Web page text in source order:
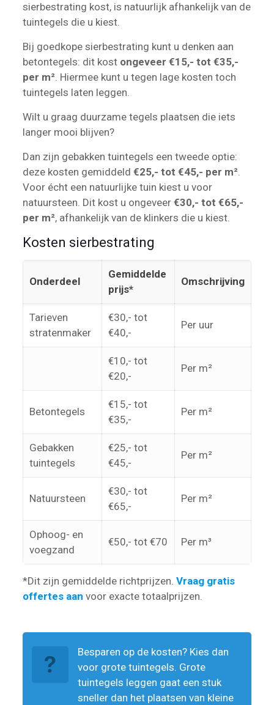
sierbestrating kost, is natuurlijk afhankelijk van de
tuintegels die u kiest.
Bij goedkope sierbestrating kunt u denken aan
betontegels: dit kost ongeveer €15,- tot €35,-
per m². Hiermee kunt u tegen lage kosten toch
tuintegels laten leggen.
Wilt u graag duurzame tegels plaatsen die iets
langer mooi blijven?
Dan zijn gebakken tuintegels een tweede optie:
deze kosten gemiddeld €25,- tot €45,- per m².
Voor écht een natuurlijke tuin kiest u voor
natuursteen. Dit kost u ongeveer €30,- tot €65,-
per m², afhankelijk van de klinkers die u kiest.
Kosten sierbestrating
Onderdeel
Gemiddelde
prijs*
Omschrijving
Tarieven
stratenmaker
€30,- tot
€40,-
Per uur
€10,- tot
€20,-
Per m²
Betontegels
€15,- tot
€35,-
Per m²
Gebakken
tuintegels
€25,- tot
€45,-
Per m²
Natuursteen
€30,- tot
€65,-
Per m²
Ophoog- en
voegzand
€50,- tot €70 Per m³
*Dit zijn gemiddelde richtprijzen. Vraag gratis
offertes aan voor exacte totaalprijzen.
Besparen op de kosten? Kies dan
voor grote tuintegels. Grote
tuintegels leggen gaat een stuk
sneller dan het plaatsen van kleine